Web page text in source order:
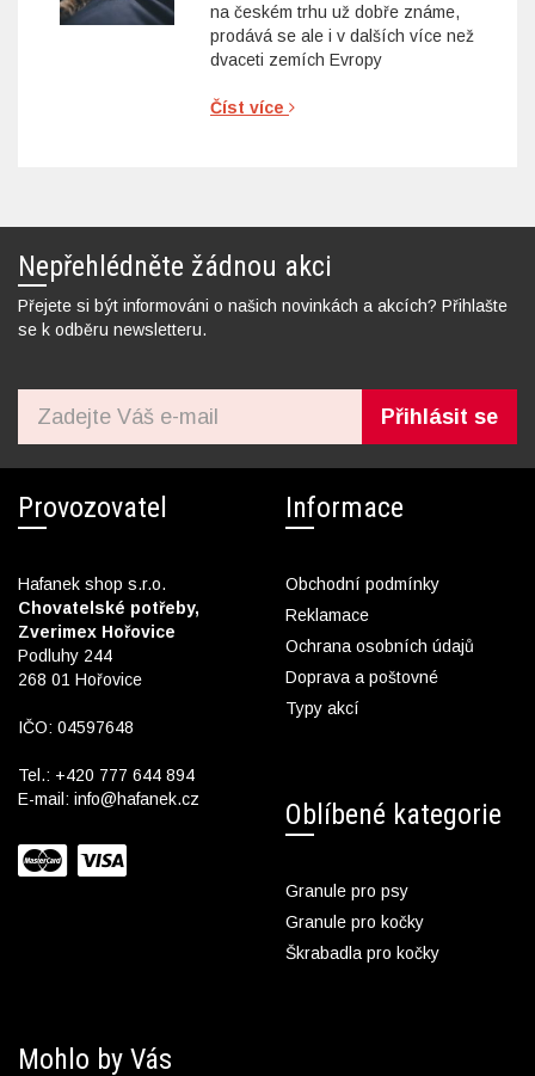
na českém trhu už dobře známe,
prodává se ale i v dalších více než
dvaceti zemích Evropy
Číst více
Nepřehlédněte žádnou akci
Přejete si být informováni o našich novinkách a akcích? Přihlašte
se k odběru newsletteru.
Přihlásit se
Provozovatel
Hafanek shop s.r.o.
Chovatelské potřeby,
Zverimex Hořovice
Podluhy 244
268 01 Hořovice
IČO: 04597648
Tel.: +420 777 644 894
E-mail: info@hafanek.cz
Informace
Obchodní podmínky
Reklamace
Ochrana osobních údajů
Doprava a poštovné
Typy akcí
Oblíbené kategorie
Granule pro psy
Granule pro kočky
Škrabadla pro kočky
Mohlo by Vás